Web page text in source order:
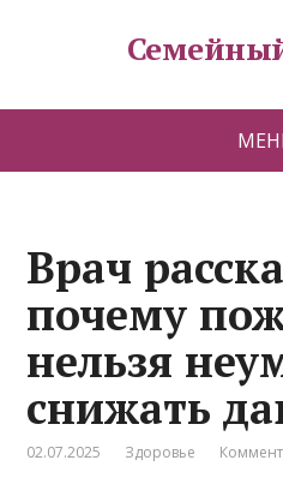
Врач
почему
нельзя
снижать
02.07.2025 Здоровье